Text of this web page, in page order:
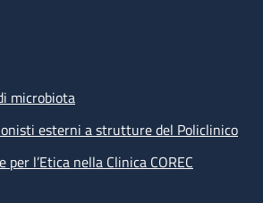
microbiota
esterni a strutture del Policlinico
l’Etica nella Clinica COREC